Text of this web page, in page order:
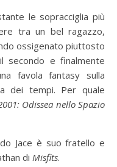
le sopracciglia più
tra un bel ragazzo,
ossigenato piuttosto
secondo e finalmente
favola fantasy sulla
dei tempi. Per quale
Odissea nello Spazio
Jace è suo fratello e
di Misfits.